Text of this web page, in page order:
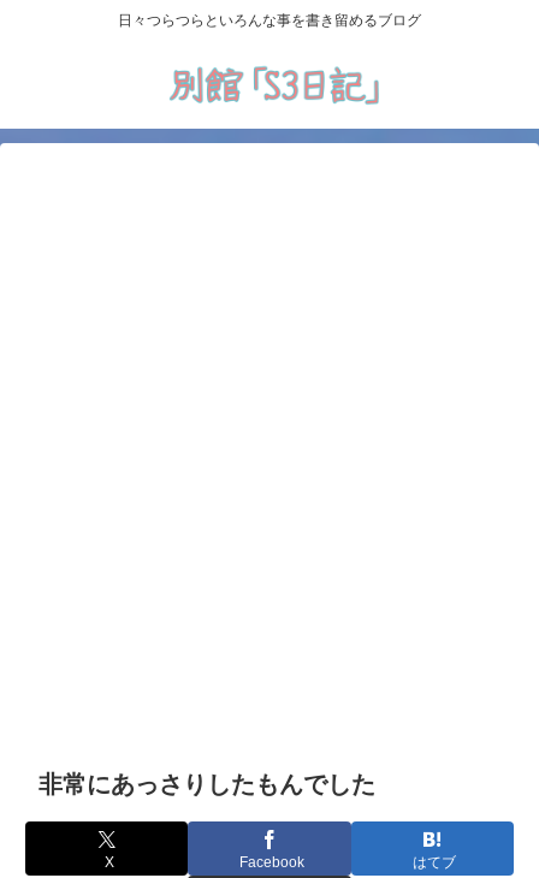
日々つらつらといろんな事を書き留めるブログ
非常にあっさりしたもんでした
X Facebook はてブ